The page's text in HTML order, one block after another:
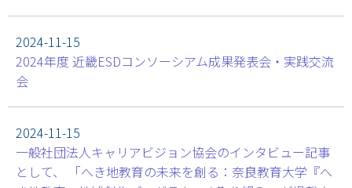
2024-11-15
2024年度 近畿ESDコンソーシアム成果発表会・実践交流
会
2024-11-15
一般社団法人キャリアビジョン協会のインタビュー記事
として、 「へき地教育の未来を創る：奈良教育大学『へ